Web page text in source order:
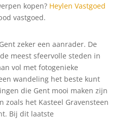
kopen? Heylen Vastgoed
vastgoed.
zeker een aanrader. De
meest sfeervolle steden in
vol met fotogenieke
wandeling het beste kunt
die Gent mooi maken zijn
zoals het Kasteel Gravensteen
Bij dit laatste